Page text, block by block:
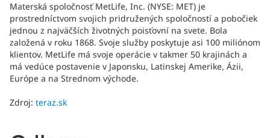
Materská spoločnosť MetLife, Inc. (NYSE: MET) je
prostredníctvom svojich pridružených spoločností a pobočiek
jednou z najväčších životných poisťovní na svete. Bola
založená v roku 1868. Svoje služby poskytuje asi 100 miliónom
klientov. MetLife má svoje operácie v takmer 50 krajinách a
má vedúce postavenie v Japonsku, Latinskej Amerike, Ázii,
Európe a na Strednom východe.
Zdroj: teraz.sk